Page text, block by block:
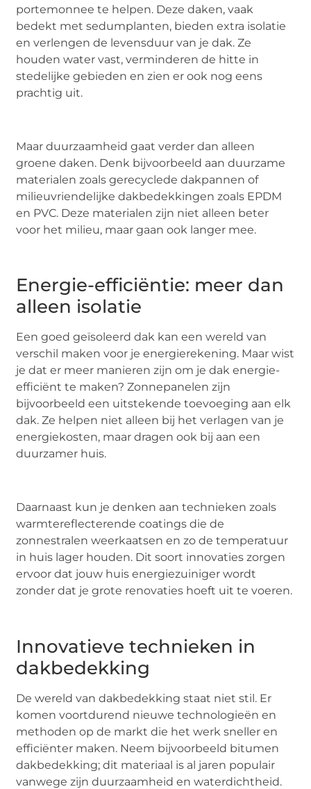
portemonnee te helpen. Deze daken, vaak
bedekt met sedumplanten, bieden extra isolatie
en verlengen de levensduur van je dak. Ze
houden water vast, verminderen de hitte in
stedelijke gebieden en zien er ook nog eens
prachtig uit.
Maar duurzaamheid gaat verder dan alleen
groene daken. Denk bijvoorbeeld aan duurzame
materialen zoals gerecyclede dakpannen of
milieuvriendelijke dakbedekkingen zoals EPDM
en PVC. Deze materialen zijn niet alleen beter
voor het milieu, maar gaan ook langer mee.
Energie-efficiëntie: meer dan
alleen isolatie
Een goed geïsoleerd dak kan een wereld van
verschil maken voor je energierekening. Maar wist
je dat er meer manieren zijn om je dak energie-
efficiënt te maken? Zonnepanelen zijn
bijvoorbeeld een uitstekende toevoeging aan elk
dak. Ze helpen niet alleen bij het verlagen van je
energiekosten, maar dragen ook bij aan een
duurzamer huis.
Daarnaast kun je denken aan technieken zoals
warmtereflecterende coatings die de
zonnestralen weerkaatsen en zo de temperatuur
in huis lager houden. Dit soort innovaties zorgen
ervoor dat jouw huis energiezuiniger wordt
zonder dat je grote renovaties hoeft uit te voeren.
Innovatieve technieken in
dakbedekking
De wereld van dakbedekking staat niet stil. Er
komen voortdurend nieuwe technologieën en
methoden op de markt die het werk sneller en
efficiënter maken. Neem bijvoorbeeld bitumen
dakbedekking; dit materiaal is al jaren populair
vanwege zijn duurzaamheid en waterdichtheid.